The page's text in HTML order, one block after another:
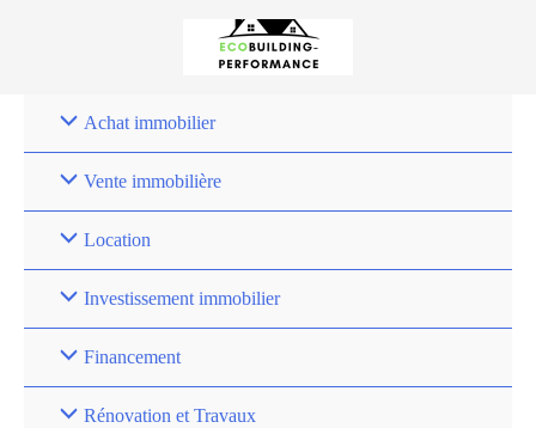
Achat immobilier
Vente immobilière
Location
Investissement immobilier
Financement
Rénovation et Travaux